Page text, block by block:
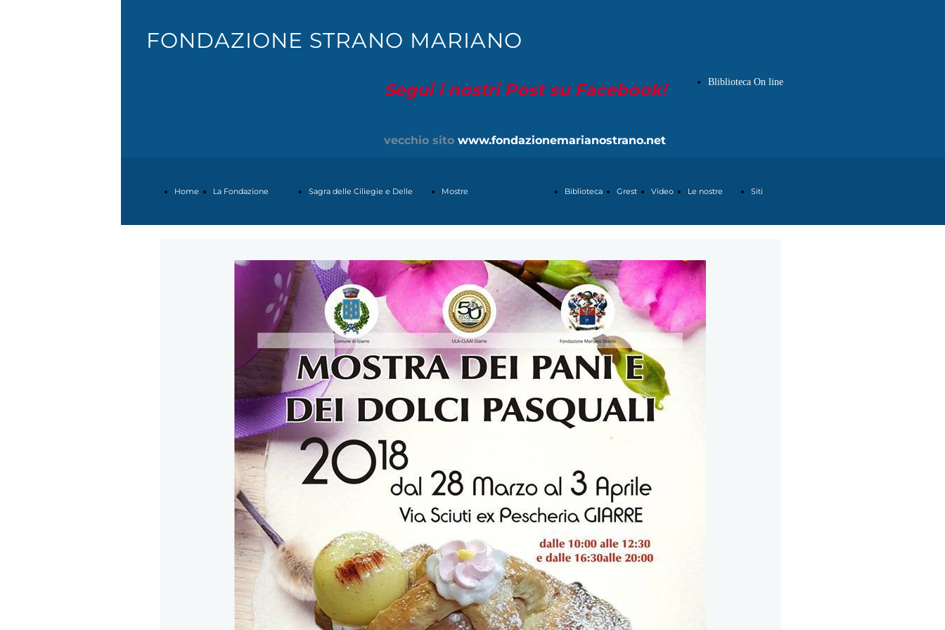
FONDAZIONE STRANO MARIANO
Bliblioteca On line
Segui i nostri Post su Facebook!
vecchio sito www.fondazionemarianostrano.net
Home La Fondazione
Il
Fondatore
Contatti
Sagra delle Ciliegie e Delle
Rose
La Storia della
Sagra delle Ciliegie
e delle Rose
MEMORIAL
MARIANO STRANO
Mostre
ESTEMPORANEA
DI PITTURA 2019
Sagra Ciliegie e
Biblioteca Grest Video Le nostre
pagine
Facebook
Siti